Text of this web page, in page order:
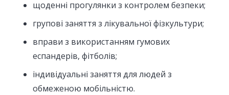
щоденні прогулянки з контролем безпеки;
групові заняття з лікувальної фізкультури;
вправи з використанням гумових
еспандерів, фітболів;
індивідуальні заняття для людей з
обмеженою мобільністю.